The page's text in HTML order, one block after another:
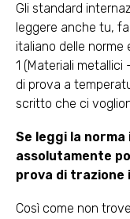
Gli standard
leggere anche tu,
italiano delle norme
1 (Materiali metallici
di prova a
scritto che ci
Se leggi la
assolutamente
prova di trazione
Così come non